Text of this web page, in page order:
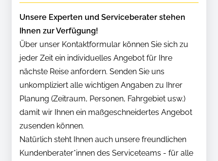
Unsere Experten und Serviceberater stehen
Ihnen zur Verfügung!
Über unser Kontaktformular können Sie sich zu
jeder Zeit ein individuelles Angebot für Ihre
nächste Reise anfordern. Senden Sie uns
unkompliziert alle wichtigen Angaben zu Ihrer
Planung (Zeitraum, Personen, Fahrgebiet usw.)
damit wir Ihnen ein maßgeschneidertes Angebot
zusenden können.
Natürlich steht Ihnen auch unsere freundlichen
Kundenberater*innen des Serviceteams - für alle